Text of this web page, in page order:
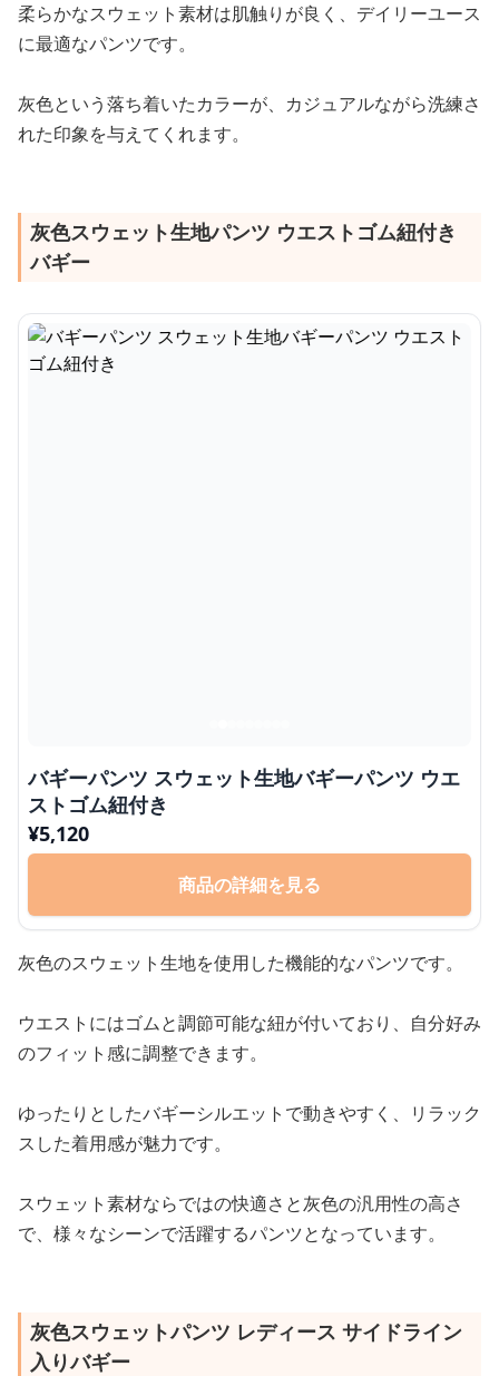
柔らかなスウェット素材は肌触りが良く、デイリーユース
に最適なパンツです。
灰色という落ち着いたカラーが、カジュアルながら洗練さ
れた印象を与えてくれます。
灰色スウェット生地パンツ ウエストゴム紐付き
バギー
バギーパンツ スウェット生地バギーパンツ ウエ
ストゴム紐付き
¥5,120
商品の詳細を見る
灰色のスウェット生地を使用した機能的なパンツです。
ウエストにはゴムと調節可能な紐が付いており、自分好み
のフィット感に調整できます。
ゆったりとしたバギーシルエットで動きやすく、リラック
スした着用感が魅力です。
スウェット素材ならではの快適さと灰色の汎用性の高さ
で、様々なシーンで活躍するパンツとなっています。
灰色スウェットパンツ レディース サイドライン
入りバギー